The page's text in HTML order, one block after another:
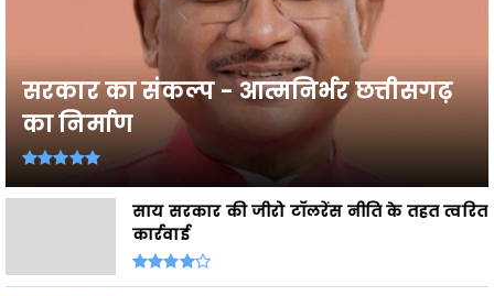
सरकार का संकल्प - आत्मनिर्भर छत्तीसगढ़
का निर्माण
साय सरकार की जीरो टॉलरेंस नीति के तहत त्वरित
कार्रवाई